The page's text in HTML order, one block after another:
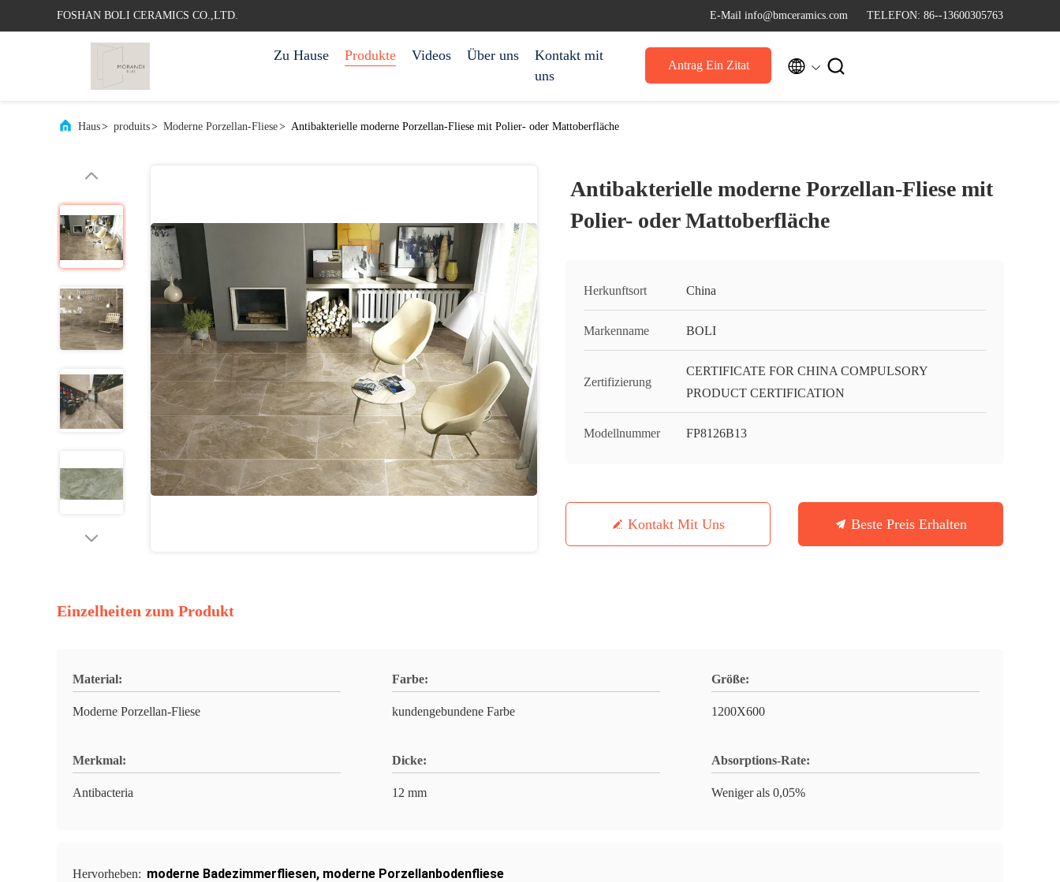
FOSHAN BOLI CERAMICS CO.,LTD. E-Mail info@bmceramics.com TELEFON: 86--13600305763
Zu Hause Produkte Videos Über uns
Kontakt mit
uns
Antrag Ein Zitat  
Haus> produits> Moderne Porzellan-Fliese> Antibakterielle moderne Porzellan-Fliese mit Polier- oder Mattoberfläche
Antibakterielle moderne Porzellan-Fliese mit
Polier- oder Mattoberfläche
Herkunftsort China
Markenname BOLI
Zertifizierung
CERTIFICATE FOR CHINA COMPULSORY
PRODUCT CERTIFICATION
Modellnummer FP8126B13
Kontakt Mit Uns Beste Preis Erhalten
Einzelheiten zum Produkt
Material:
Moderne Porzellan-Fliese
Farbe:
kundengebundene Farbe
Größe:
1200X600
Merkmal:
Antibacteria
Dicke:
12 mm
Absorptions-Rate:
Weniger als 0,05%
Hervorheben: moderne Badezimmerfliesen, moderne Porzellanbodenfliese